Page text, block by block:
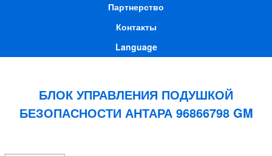
Партнерство
Контакты
Language
БЛОК УПРАВЛЕНИЯ ПОДУШКОЙ
БЕЗОПАСНОСТИ АНТАРА 96866798 GM